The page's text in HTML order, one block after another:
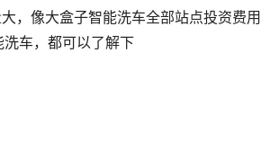
，像大盒子智能洗车全部站点投资费用
车，都可以了解下